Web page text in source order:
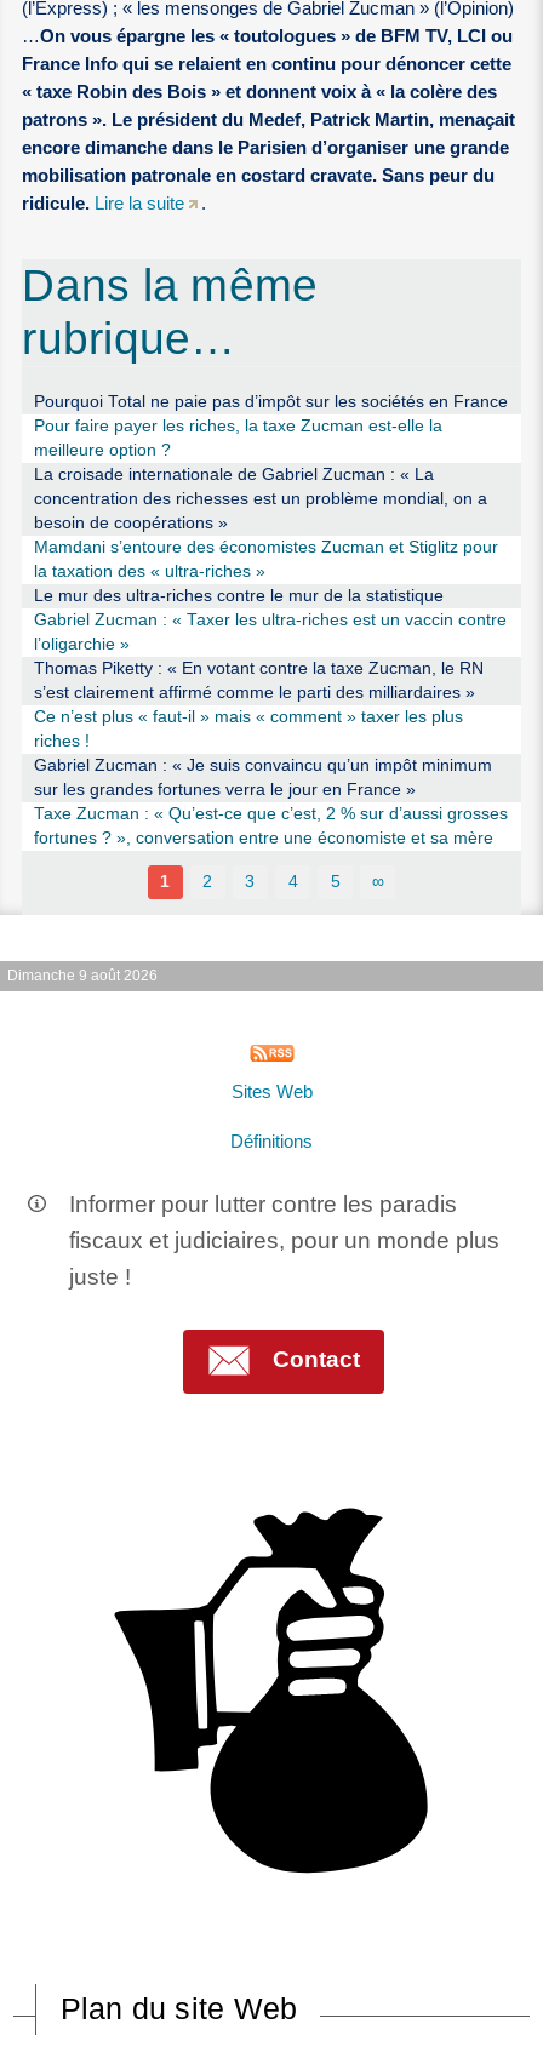
(l’Express) ; « les mensonges de Gabriel Zucman » (l’Opinion)
…On vous épargne les « toutologues » de BFM TV, LCI ou
France Info qui se relaient en continu pour dénoncer cette
« taxe Robin des Bois » et donnent voix à « la colère des
patrons ». Le président du Medef, Patrick Martin, menaçait
encore dimanche dans le Parisien d’organiser une grande
mobilisation patronale en costard cravate. Sans peur du
ridicule. Lire la suite .
Dans la même
rubrique…
Pourquoi Total ne paie pas d’impôt sur les sociétés en France
Pour faire payer les riches, la taxe Zucman est-elle la
meilleure option ?
La croisade internationale de Gabriel Zucman : « La
concentration des richesses est un problème mondial, on a
besoin de coopérations »
Mamdani s’entoure des économistes Zucman et Stiglitz pour
la taxation des « ultra-riches »
Le mur des ultra-riches contre le mur de la statistique
Gabriel Zucman : « Taxer les ultra-riches est un vaccin contre
l’oligarchie »
Thomas Piketty : « En votant contre la taxe Zucman, le RN
s’est clairement affirmé comme le parti des milliardaires »
Ce n’est plus « faut-il » mais « comment » taxer les plus
riches !
Gabriel Zucman : « Je suis convaincu qu’un impôt minimum
sur les grandes fortunes verra le jour en France »
Taxe Zucman : « Qu’est-ce que c’est, 2 % sur d’aussi grosses
fortunes ? », conversation entre une économiste et sa mère
1 2 3 4 5 ∞
Dimanche 9 août 2026
Sites Web
Définitions
Informer pour lutter contre les paradis
fiscaux et judiciaires, pour un monde plus
juste !
Contact
Plan du site Web